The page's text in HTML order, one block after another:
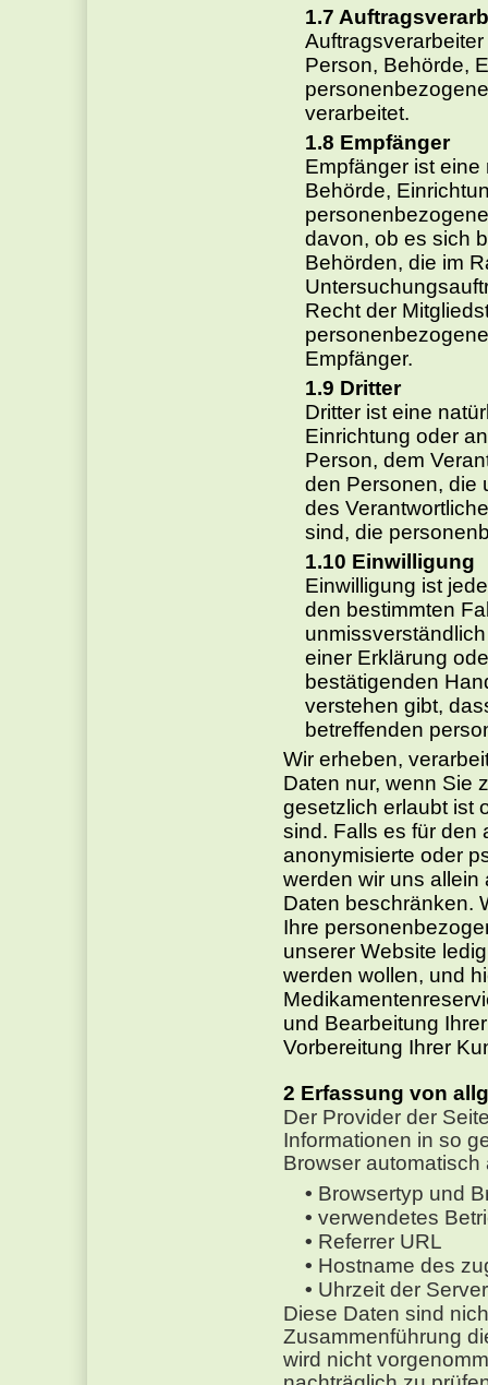
Person, Behörde,
verarbeitet.
Empfänger
Empfänger ist
Behörde,
davon, ob es sich
Behörden, die im
Recht der
Empfänger.
Dritter
Dritter ist eine
Einrichtung oder
Person, dem
den Personen, die
des
sind, die
Einwilligung
Einwilligung ist
den bestimmten
einer Erklärung
bestätigenden
verstehen gibt,
betreffenden
Wir erheben,
Daten nur, wenn Sie
gesetzlich erlaubt ist
sind. Falls es für den
anonymisierte oder
werden wir uns
Daten beschränken.
Ihre
unserer Website
werden wollen, und
und Bearbeitung
Vorbereitung Ihrer
Erfassung von
Der Provider der
Informationen in so
Browser
Browsertyp und
verwendetes
Referrer URL
Hostname des
Uhrzeit der
Diese Daten sind
Zusammenführung
wird nicht